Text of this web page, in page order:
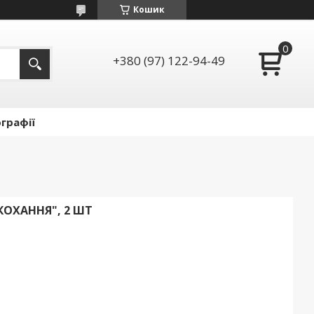
Кошик
+380 (97) 122-94-49
2 ШТ